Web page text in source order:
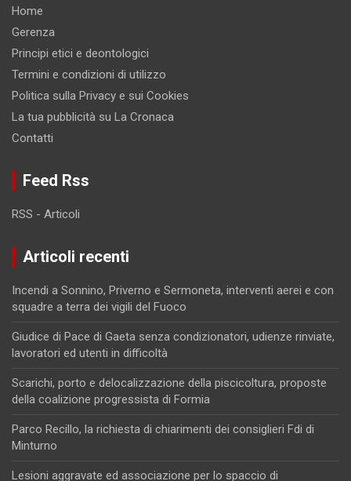
Home
Gerenza
Principi etici e deontologici
Termini e condizioni di utilizzo
Politica sulla Privacy e sui Cookies
La tua pubblicità su La Cronaca
Contatti
Feed Rss
RSS - Articoli
Articoli recenti
Incendi a Sonnino, Priverno e Sermoneta, interventi aerei e con
squadre a terra dei vigili del Fuoco
Giudice di Pace di Gaeta senza condizionatori, udienze rinviate,
lavoratori ed utenti in difficoltà
Scarichi, porto e delocalizzazione della piscicoltura, proposte
della coalizione progressista di Formia
Parco Recillo, la richiesta di chiarimenti dei consiglieri Fdi di
Minturno
Lesioni aggravate ed associazione per lo spaccio di